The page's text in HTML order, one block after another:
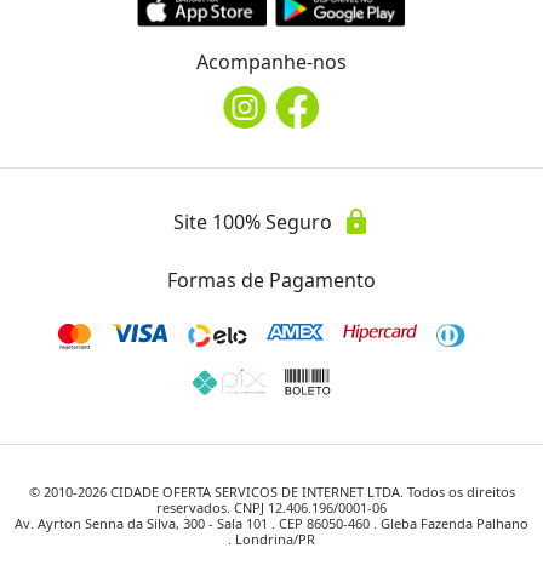
Acompanhe-nos
Site 100% Seguro lock
Formas de Pagamento
© 2010-2026CIDADE OFERTA SERVICOS DE INTERNET LTDA. Todos os direitos
reservados. CNPJ 12.406.196/0001-06
Av. Ayrton Senna da Silva, 300 - Sala 101 . CEP 86050-460 . Gleba Fazenda Palhano
. Londrina/PR